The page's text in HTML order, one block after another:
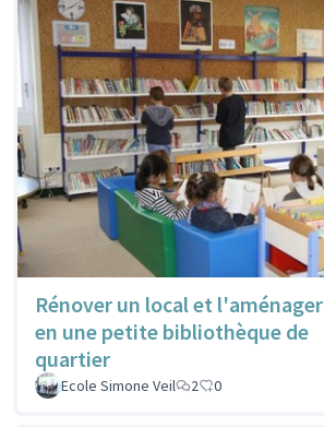
Rénover un local et l'aménager
en une petite bibliothèque de
quartier
Ecole Simone Veil 2 0